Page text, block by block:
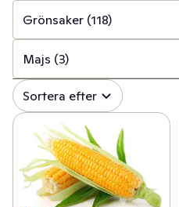
Grönsaker (118)
✓ Alla (315)
✓ Grönsaker (118)
Frukt (63)
✓ Potatis & lök (50)
✓ Kålväxter (25)
Majs (3)
✓ Alla (118)
Sallat (36)
✓ Aubergine (2)
Selleri (2)
Sortera efter